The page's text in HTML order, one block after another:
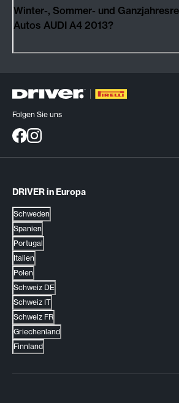
Winter-, Sommer- und
Autos AUDI A4 2013?
Folgen Sie uns
DRIVER in Europa
Schweden
Spanien
Portugal
Italien
Polen
Schweiz DE
Schweiz IT
Schweiz FR
Griechenland
Finnland